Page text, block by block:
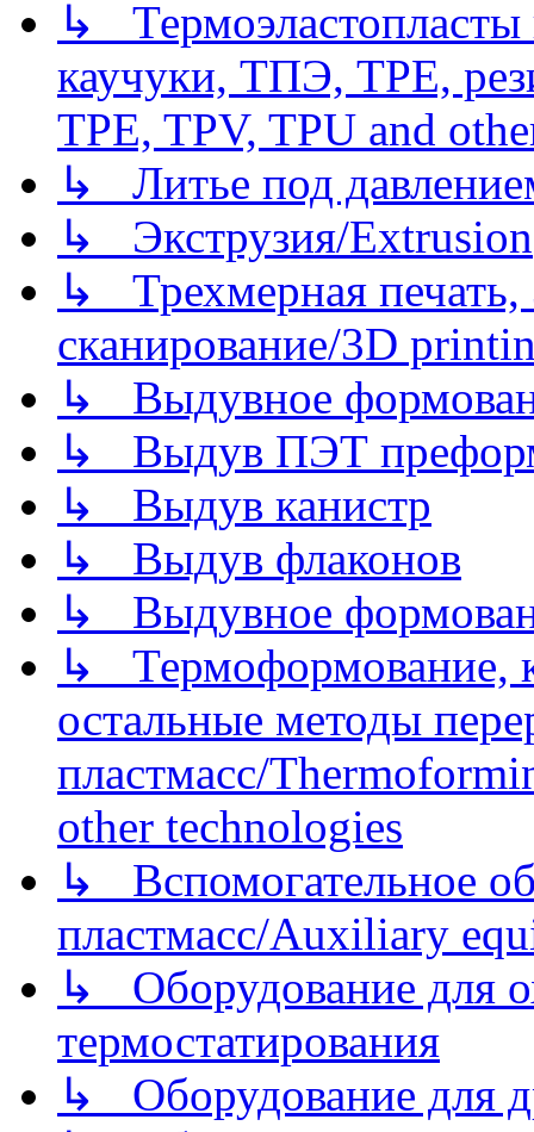
↳
каучуки, ТПЭ, TPE,
TPE, TPV, TPU and
↳ Литье под
↳ Экструзия/Extrusion
↳ Трехмерная
сканирование/3D
↳ Выдувное
↳ Выдув ПЭТ
↳ Выдув канистр
↳ Выдув флаконов
↳ Выдувное
↳ Термоформование,
остальные методы
пластмасс/
other technologies
↳ Вспомогательное
пластмасс/Auxiliary
↳ Оборудование для
термостатирования
↳ Оборудование для